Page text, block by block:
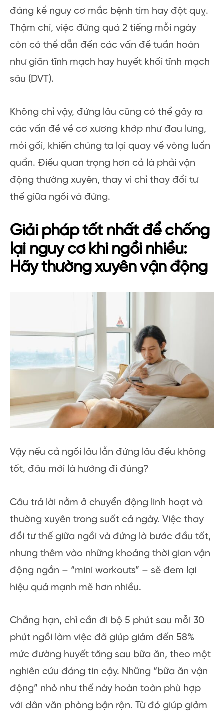
đáng kể nguy cơ mắc bệnh tim hay đột quỵ.
Thậm chí, việc đứng quá 2 tiếng mỗi ngày
còn có thể dẫn đến các vấn đề tuần hoàn
như giãn tĩnh mạch hay huyết khối tĩnh mạch
sâu (DVT).
Không chỉ vậy, đứng lâu cũng có thể gây ra
các vấn đề về cơ xương khớp như đau lưng,
mỏi gối, khiến chúng ta lại quay về vòng luẩn
quẩn. Điều quan trọng hơn cả là phải vận
động thường xuyên, thay vì chỉ thay đổi tư
thế giữa ngồi và đứng.
Giải pháp tốt nhất để chống
lại nguy cơ khi ngồi nhiều:
Hãy thường xuyên vận động
Vậy nếu cả ngồi lâu lẫn đứng lâu đều không
tốt, đâu mới là hướng đi đúng?
Câu trả lời nằm ở chuyển động linh hoạt và
thường xuyên trong suốt cả ngày. Việc thay
đổi tư thế giữa ngồi và đứng là bước đầu tốt,
nhưng thêm vào những khoảng thời gian vận
động ngắn – “mini workouts” – sẽ đem lại
hiệu quả mạnh mẽ hơn nhiều.
Chẳng hạn, chỉ cần đi bộ 5 phút sau mỗi 30
phút ngồi làm việc đã giúp giảm đến 58%
mức đường huyết tăng sau bữa ăn, theo một
nghiên cứu đáng tin cậy. Những “bữa ăn vận
động” nhỏ như thế này hoàn toàn phù hợp
với dân văn phòng bận rộn. Từ đó giúp giảm